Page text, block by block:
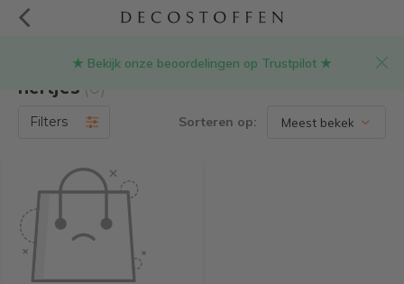
★ Bekijk onze beoordelingen op Trustpilot ★
Producten getagd met tricot stof met
hertjes (0)
Filters Sorteren op: